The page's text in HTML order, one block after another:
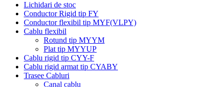
Lichidari de stoc
Conductor Rigid tip FY
Conductor flexibil tip MYF(VLPY)
Cablu flexibil
Rotund tip MYYM
Plat tip MYYUP
Cablu rigid tip CYY-F
Cablu rigid armat tip CYABY
Trasee Cabluri
Canal cablu